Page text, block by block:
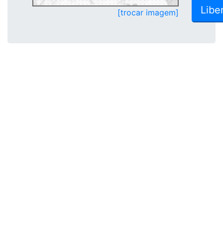
[trocar imagem]